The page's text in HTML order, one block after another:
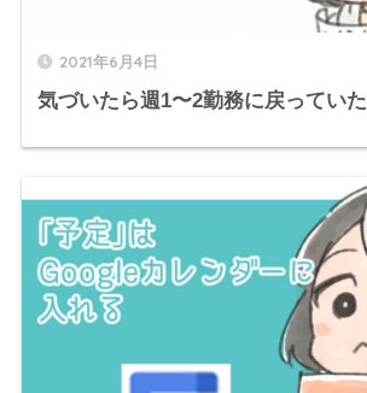
2021年6月4日
気づいたら週1〜2勤務に戻っていた